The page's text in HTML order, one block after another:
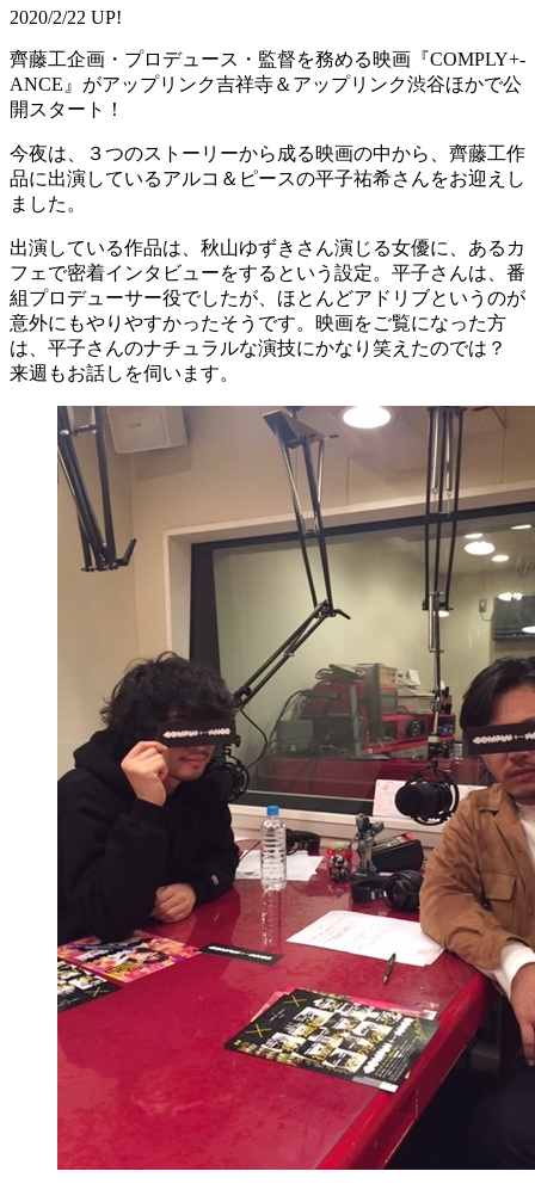
2020/2/22 UP!
齊藤工企画・プロデュース・監督を務める映画『COMPLY+-
ANCE』がアップリンク吉祥寺＆アップリンク渋谷ほかで公
開スタート！
今夜は、３つのストーリーから成る映画の中から、齊藤工作
品に出演しているアルコ＆ピースの平子祐希さんをお迎えし
ました。
出演している作品は、秋山ゆずきさん演じる女優に、あるカ
フェで密着インタビューをするという設定。平子さんは、番
組プロデューサー役でしたが、ほとんどアドリブというのが
意外にもやりやすかったそうです。映画をご覧になった方
は、平子さんのナチュラルな演技にかなり笑えたのでは？
来週もお話しを伺います。